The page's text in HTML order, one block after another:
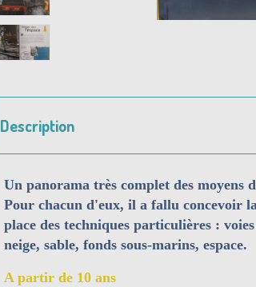
Description
Un panorama très complet des moyens
Pour chacun d'eux, il a fallu concevoir
place des techniques particulières :
neige, sable, fonds sous-marins, espace.
A partir de 10 ans